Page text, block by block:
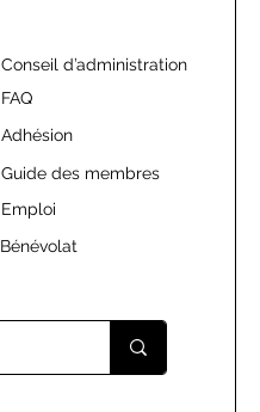
Conseil d’administration
FAQ
Adhésion
Guide des membres
Emploi
Bénévolat